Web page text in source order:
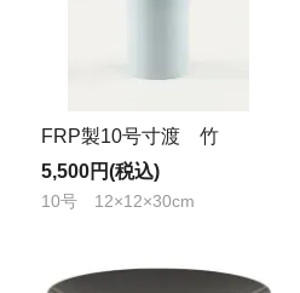
FRP製10号寸渡 竹
5,500円(税込)
10号 12×12×30cm